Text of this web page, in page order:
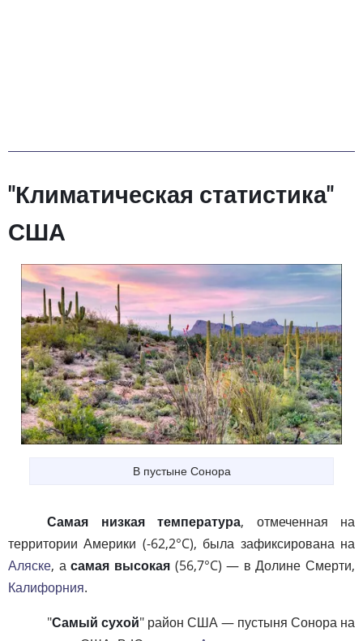
"Климатическая статистика"
США
В пустыне Сонора
Самая низкая температура, отмеченная на
территории Америки (-62,2°C), была зафиксирована на
Аляске, асамая высокая(56,7°C) — в Долине Смерти,
Калифорния.
"Самый сухой" район США — пустыня Сонора на